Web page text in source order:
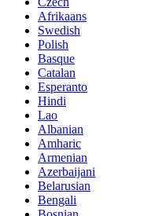
Afrikaans
Swedish
Polish
Basque
Catalan
Esperanto
Hindi
Lao
Albanian
Amharic
Armenian
Azerbaijani
Belarusian
Bengali